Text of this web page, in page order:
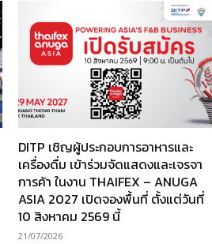
DITP เชิญผู้ประกอบการอาหารและ
เครื่องดื่ม เข้าร่วมจัดแสดงและเจรจา
การค้า ในงาน THAIFEX – ANUGA
ASIA 2027 เปิดจองพื้นที่ ตั้งแต่วันที่
10 สิงหาคม 2569 นี้
21/07/2026